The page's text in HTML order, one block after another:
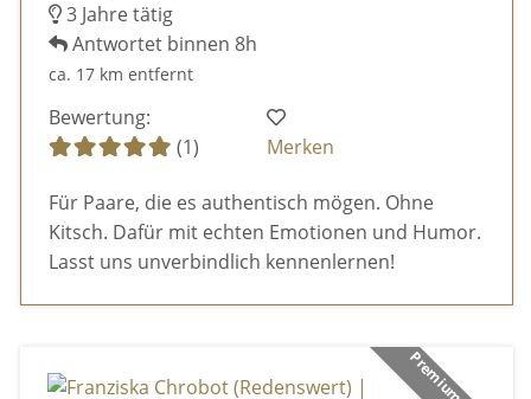
3 Jahre tätig
Antwortet binnen 8h
ca. 17 km entfernt
Bewertung:
(1)
Merken
Für Paare, die es authentisch mögen. Ohne
Kitsch. Dafür mit echten Emotionen und Humor.
Lasst uns unverbindlich kennenlernen!